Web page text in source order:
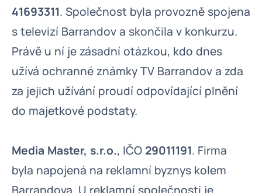
41693311. Společnost byla provozně spojena
s televizí Barrandov a skončila v konkurzu.
Právě u ní je zásadní otázkou, kdo dnes
užívá ochranné známky TV Barrandov a zda
za jejich užívání proudí odpovídající plnění
do majetkové podstaty.
Media Master, s.r.o., IČO 29011191. Firma
byla napojená na reklamní byznys kolem